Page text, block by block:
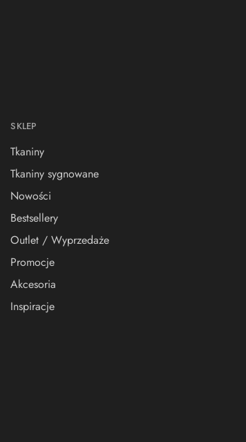
SKLEP
Tkaniny
Tkaniny sygnowane
Nowości
Bestsellery
Outlet / Wyprzedaże
Promocje
Akcesoria
Inspiracje